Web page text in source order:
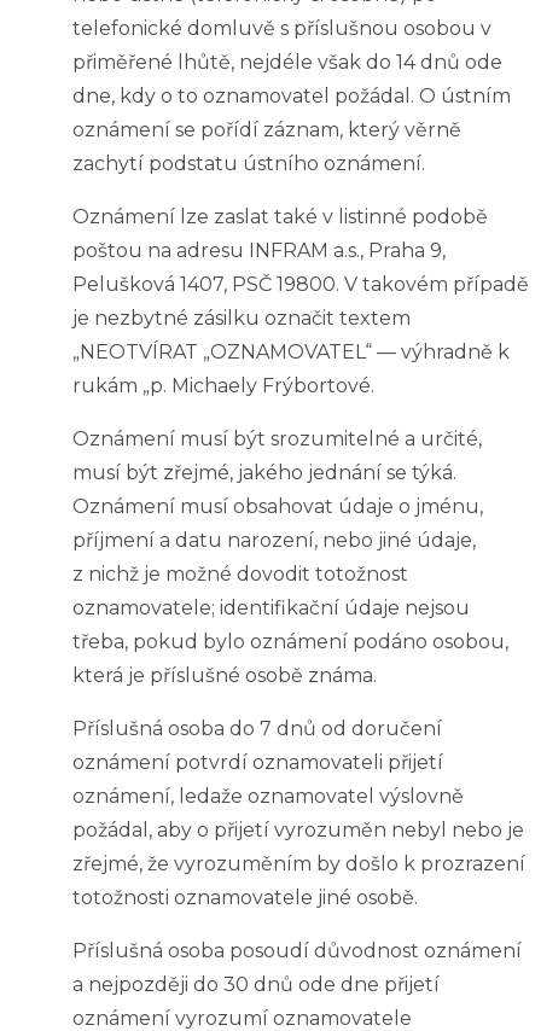
telefonické domluvě s příslušnou osobou v
přiměřené lhůtě, nejdéle však do 14 dnů ode
dne, kdy o to oznamovatel požádal. O ústním
oznámení se pořídí záznam, který věrně
zachytí podstatu ústního oznámení.
Oznámení lze zaslat také v listinné podobě
poštou na adresu INFRAM a.s., Praha 9,
Pelušková 1407, PSČ 19800. V takovém případě
je nezbytné zásilku označit textem
„NEOTVÍRAT „OZNAMOVATEL“ — výhradně k
rukám „p. Michaely Frýbortové.
Oznámení musí být srozumitelné a určité,
musí být zřejmé, jakého jednání se týká.
Oznámení musí obsahovat údaje o jménu,
příjmení a datu narození, nebo jiné údaje,
z nichž je možné dovodit totožnost
oznamovatele; identifikační údaje nejsou
třeba, pokud bylo oznámení podáno osobou,
která je příslušné osobě známa.
Příslušná osoba do 7 dnů od doručení
oznámení potvrdí oznamovateli přijetí
oznámení, ledaže oznamovatel výslovně
požádal, aby o přijetí vyrozuměn nebyl nebo je
zřejmé, že vyrozuměním by došlo k prozrazení
totožnosti oznamovatele jiné osobě.
Příslušná osoba posoudí důvodnost oznámení
a nejpozději do 30 dnů ode dne přijetí
oznámení vyrozumí oznamovatele